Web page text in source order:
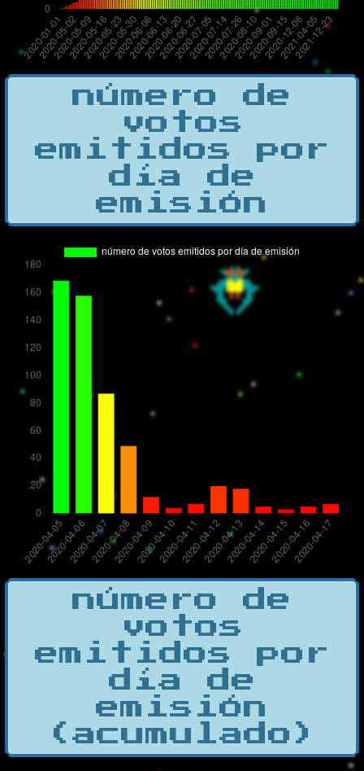
número de
votos
emitidos por
día de
emisión
número de
votos
emitidos por
día de
emisión
(acumulado)